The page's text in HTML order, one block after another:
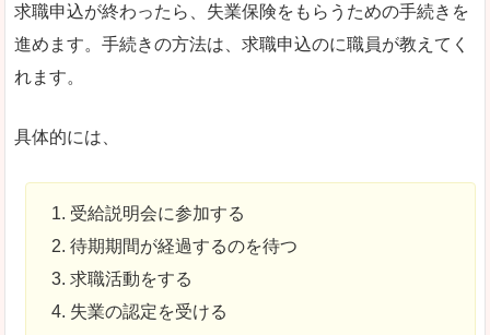
求職申込が終わったら、失業保険をもらうための手続きを
進めます。手続きの方法は、求職申込のに職員が教えてく
れます。
具体的には、
受給説明会に参加する
待期期間が経過するのを待つ
求職活動をする
失業の認定を受ける